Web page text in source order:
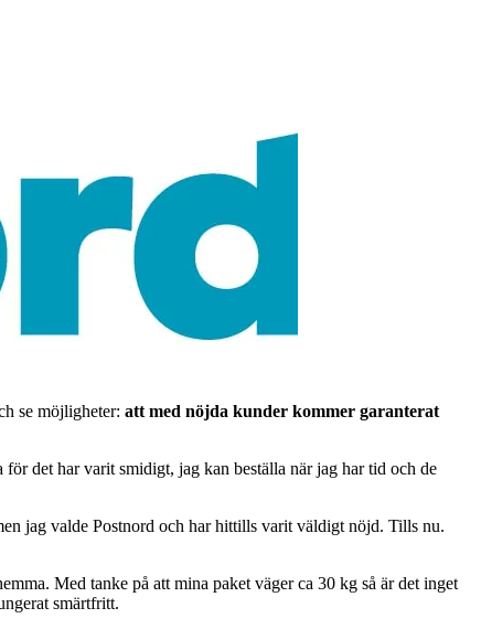
se möjligheter: att med nöjda kunder kommer garanterat
för det har varit smidigt, jag kan beställa när jag har tid och de
jag valde Postnord och har hittills varit väldigt nöjd. Tills nu.
Med tanke på att mina paket väger ca 30 kg så är det inget
smärtfritt.